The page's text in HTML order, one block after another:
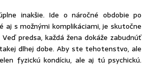
inakšie. Ide o náročné obdobie po
aj s možnými komplikáciami, je skutočne
predsa, každá žena dokáže zabudnúť
dlhej dobe. Aby ste tehotenstvo, ale
fyzickú kondíciu, ale aj tú psychickú.